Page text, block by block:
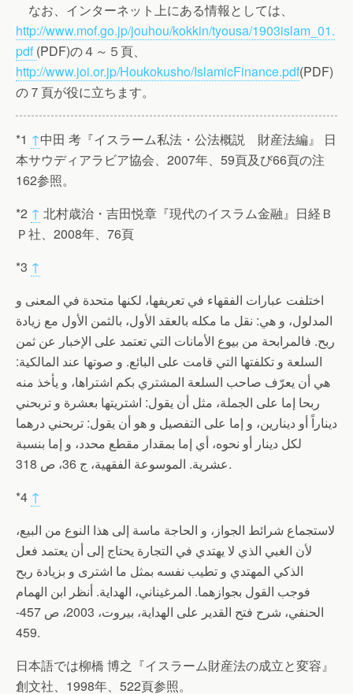
なお、インターネット上にある情報としては、
http://www.mof.go.jp/jouhou/kokkin/tyousa/1903islam_01.
pdf(PDF)の４～５頁、
http://www.joi.or.jp/Houkokusho/IslamicFinance.pdf(PDF)
の７頁が役に立ちます。
*1 ↑中田 考『イスラーム私法・公法概説 財産法編』 日
本サウディアラビア協会、2007年、59頁及び66頁の注
162参照。
*2 ↑ 北村歳治・吉田悦章『現代のイスラム金融』日経Ｂ
Ｐ社、2008年、76頁
*3 ↑
اختلفت عبارات الفقهاء في تعريفها، لكنها متحدة في المعنى و
المدلول، و هي: نقل ما مكله بالعقد الأول، بالثمن الأول مع زيادة
ربح. فالمرابحة من بيوع الأمانات التي تعتمد على الإخبار عن ثمن
السلعة و تكلفتها التي قامت على البائع. و صوتها عند المالكية:
هي أن يعرّف صاحب السلعة المشتري بكم اشتراها، و يأخذ منه
ربحا إما على الجملة، مثل أن يقول: اشتريتها بعشرة و تربحني
ديناراً أو دينارين، و إما على التفصيل و هو أن يقول: تربحني درهما
لكل دينار أو نحوه، أي إما بمقدار مقطع محدد، و إما بنسبة
عشرية. الموسوعة الفقهية، ج 36، ص 318.
*4 ↑
لاستجماع شرائط الجواز، و الحاجة ماسة إلى هذا النوع من البيع،
لأن الغبي الذي لا يهتدي في التجارة يحتاج إلى أن يعتمد فعل
الذكي المهتدي و تطيب نفسه بمثل ما اشترى و بزيادة ربح
فوجب القول بجوازهما. المرغيناني، الهداية. أنظر ابن الهمام
الحنفي، شرح فتح القدير على الهداية، بيروت، 2003، ص 457-
459.
日本語では柳橋 博之『イスラーム財産法の成立と変容』
創文社、1998年、522頁参照。